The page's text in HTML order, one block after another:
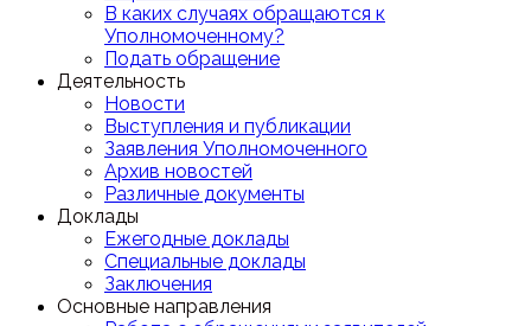
В каких случаях обращаются к
Уполномоченному?
Подать обращение
Деятельность
Новости
Выступления и публикации
Заявления Уполномоченного
Архив новостей
Различные документы
Доклады
Ежегодные доклады
Специальные доклады
Заключения
Основные направления